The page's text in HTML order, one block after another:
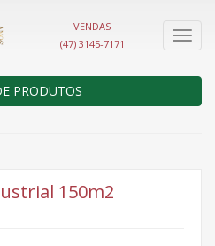
VENDAS
(47) 3145-7171
PRODUTOS
150m2